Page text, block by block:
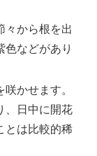
々から根を出
色などがあり
かせます。
、日中に開花
とは比較的稀